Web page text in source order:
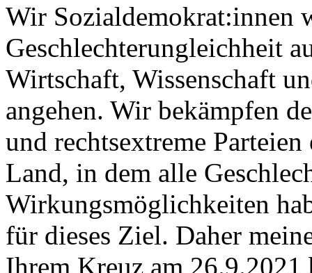
Wir Sozialdemokrat:innen
Geschlechterungleichheit
Wirtschaft, Wissenschaft
angehen. Wir bekämpfen
und rechtsextreme
Land, in dem alle
Wirkungsmöglichkeiten
für dieses Ziel. Daher
Ihrem Kreuz am